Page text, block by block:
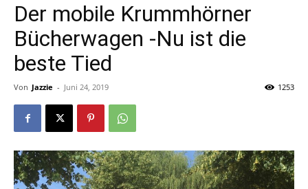
Der mobile Krummhörner
Bücherwagen -Nu ist die
beste Tied
Von Jazzie - Juni 24, 2019 1253